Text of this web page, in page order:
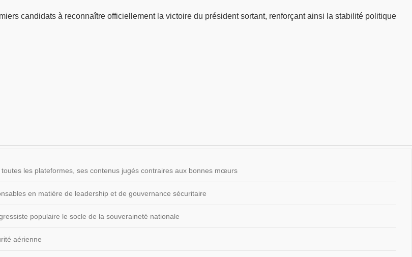
candidats à reconnaître officiellement la victoire du président sortant, renforçant ainsi la stabilité politique
les plateformes, ses contenus jugés contraires aux bonnes mœurs
en matière de leadership et de gouvernance sécuritaire
populaire le socle de la souveraineté nationale
aérienne